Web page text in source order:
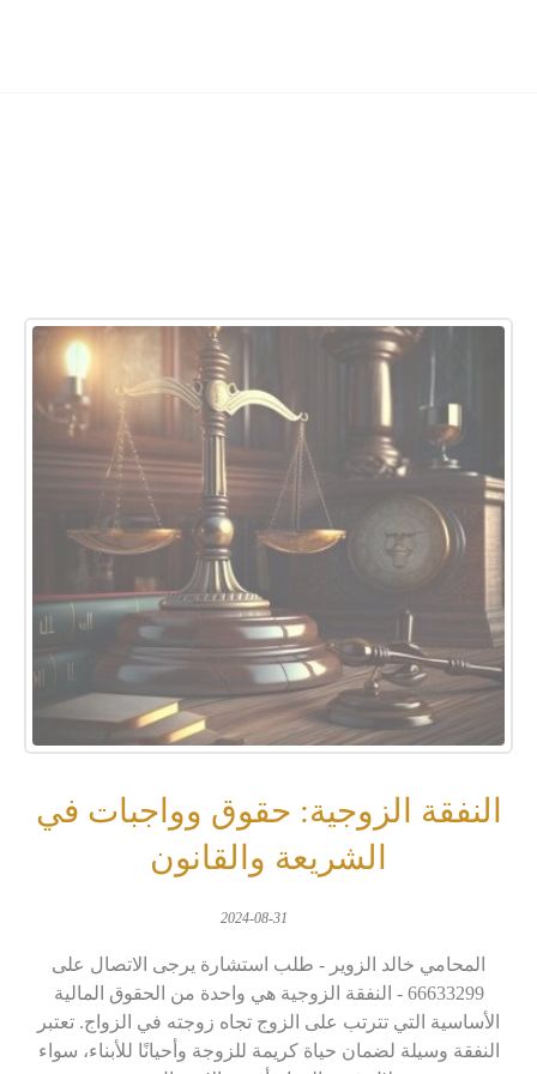
النفقة الزوجية: حقوق وواجبات في
الشريعة والقانون
2024-08-31
المحامي خالد الزوير - طلب استشارة يرجى الاتصال على
66633299 - النفقة الزوجية هي واحدة من الحقوق المالية
الأساسية التي تترتب على الزوج تجاه زوجته في الزواج. تعتبر
النفقة وسيلة لضمان حياة كريمة للزوجة وأحيانًا للأبناء، سواء